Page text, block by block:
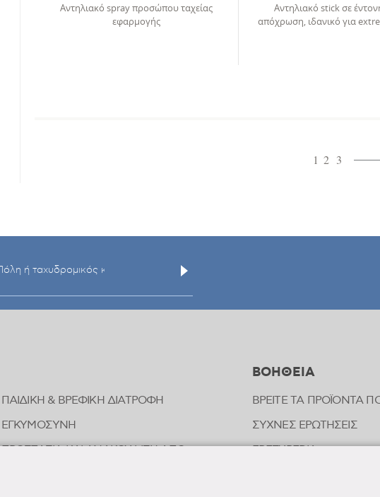
Αντηλιακό spray προσώπου ταχείας
εφαρμογής
Αντηλιακό stick σε
απόχρωση, ιδανικό για
1 2 3
ΠΑΙΔΙΚΗ & ΒΡΕΦΙΚΗ ΔΙΑΤΡΟΦΗ
ΕΓΚΥΜΟΣΥΝΗ
ΠΡΟΣΤΑΣΙΑ ΚΑΙ ΑΝΑΚΟΥΦΙΣΗ ΑΠΟ
ΒΟΗΘΕΙΑ
ΒΡΕΙΤΕ ΤΑ ΠΡΟΪΟΝΤΑ
ΣΥΧΝΕΣ ΕΡΩΤΗΣΕΙΣ
FREZYPEDIA